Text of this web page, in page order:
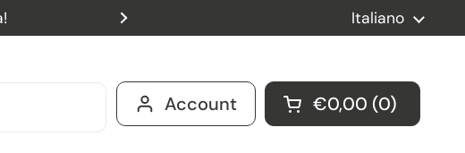
Spedizione gratuita per ordini
Successivo
Lingua
Italiano
Account Apri carrello
€0,00 0